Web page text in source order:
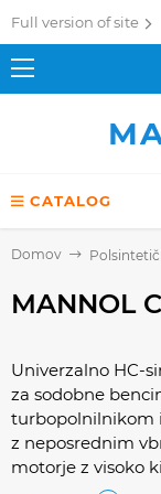
Full version of site
CATALOG
Domov
MANNOL
Univerzalno HC-
za sodobne
turbopolnilnikom
z neposrednim
motorje z visoko